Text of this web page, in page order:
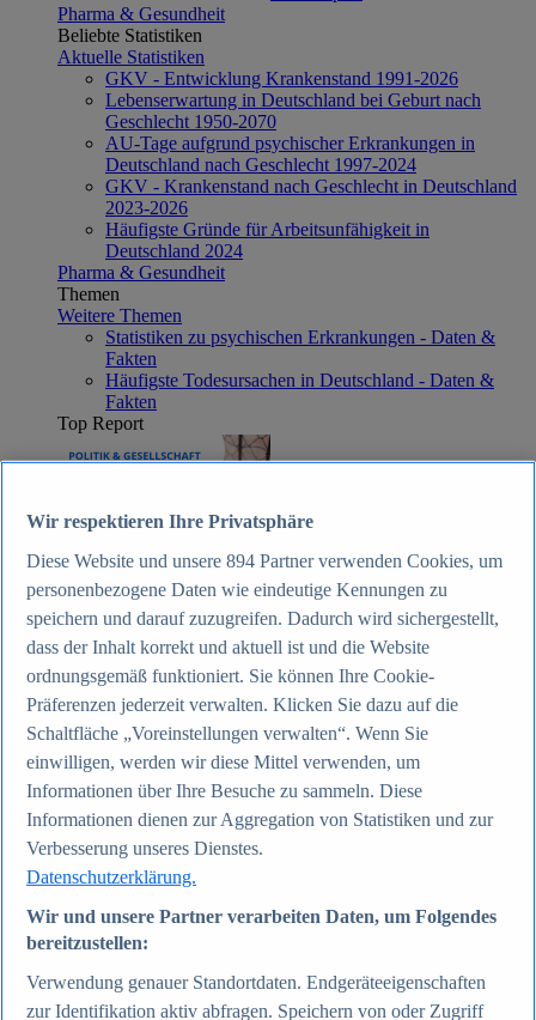
Pharma & Gesundheit
Beliebte Statistiken
Aktuelle Statistiken
GKV - Entwicklung Krankenstand 1991-2026
Lebenserwartung in Deutschland bei Geburt nach
Geschlecht 1950-2070
AU-Tage aufgrund psychischer Erkrankungen in
Deutschland nach Geschlecht 1997-2024
GKV - Krankenstand nach Geschlecht in Deutschland
2023-2026
Häufigste Gründe für Arbeitsunfähigkeit in
Deutschland 2024
Pharma & Gesundheit
Themen
Weitere Themen
Statistiken zu psychischen Erkrankungen - Daten &
Fakten
Häufigste Todesursachen in Deutschland - Daten &
Fakten
Top Report
Internet
Beliebte Statistiken
Aktuelle Statistiken
Anzahl der Social-Media-Nutzer weltweit 2012-2025
Social Networks mit den meisten Nutzern weltweit
2025
Soziale Netzwerke in Deutschland nach Generationen
2025
Instagram - Nutzung nach Alter und Geschlecht in
Deutschland 2025
Podcasts - Nutzung 2016-2025
Themen
Weitere Themen
Social Media - Daten & Fakten
TikTok - Daten & Fakten
Top Report
Wir respektieren Ihre Privatsphäre
Diese Website und unsere 894 Partner verwenden Cookies, um
personenbezogene Daten wie eindeutige Kennungen zu
speichern und darauf zuzugreifen. Dadurch wird sichergestellt,
dass der Inhalt korrekt und aktuell ist und die Website
ordnungsgemäß funktioniert. Sie können Ihre Cookie-
Präferenzen jederzeit verwalten. Klicken Sie dazu auf die
Schaltfläche „Voreinstellungen verwalten“. Wenn Sie
einwilligen, werden wir diese Mittel verwenden, um
Informationen über Ihre Besuche zu sammeln. Diese
Informationen dienen zur Aggregation von Statistiken und zur
Verbesserung unseres Dienstes.
Datenschutzerklärung.
Wir und unsere Partner verarbeiten Daten, um Folgendes
bereitzustellen:
Verwendung genauer Standortdaten. Endgeräteeigenschaften
zur Identifikation aktiv abfragen. Speichern von oder Zugriff